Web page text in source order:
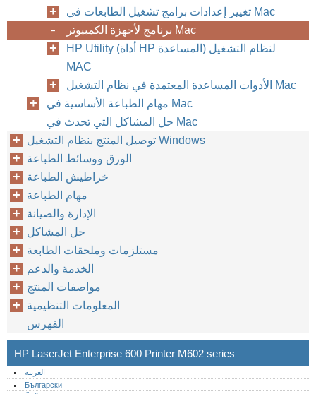
تغيير إعدادات برامج تشغيل الطابعات في Mac
برنامج لأجهزة الكمبيوتر Mac
HP Utility (أداة HP المساعدة) لنظام التشغيل
MAC
الأدوات المساعدة المعتمدة في نظام التشغيل Mac
مهام الطباعة الأساسية في Mac
حل المشاكل التي تحدث في Mac
توصيل المنتج بنظام التشغيل Windows
الورق ووسائط الطباعة
خراطيش الطباعة
مهام الطباعة
الإدارة والصيانة
حل المشاكل
مستلزمات وملحقات الطابعة
الخدمة والدعم
مواصفات المنتج
المعلومات التنظيمية
الفهرس
HP LaserJet Enterprise 600 Printer M602 series
العربية
Български